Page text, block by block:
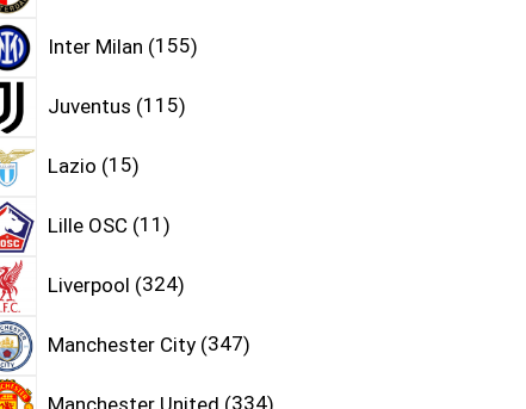
Inter Milan 155
Juventus 115
Lazio 15
Lille OSC 11
Liverpool 324
Manchester City 347
Manchester United 334